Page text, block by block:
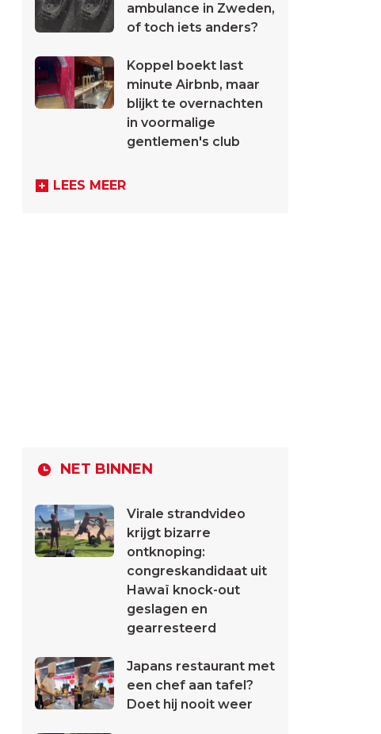
ambulance in Zweden,
of toch iets anders?
Koppel boekt last
minute Airbnb, maar
blijkt te overnachten
in voormalige
gentlemen's club
LEES MEER
NET BINNEN
Virale strandvideo
krijgt bizarre
ontknoping:
congreskandidaat uit
Hawaï knock-out
geslagen en
gearresteerd
Japans restaurant met
een chef aan tafel?
Doet hij nooit weer